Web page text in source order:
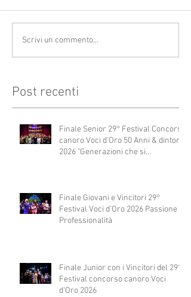
Scrivi un commento...
Post recenti
Finale Senior 29° Festival Concorso
canoro Voci d'Oro 50 Anni & dintorni
2026 "Generazioni che si
Finale Giovani e Vincitori 29°
Festival Voci d'Oro 2026 Passione e
Professionalità
Finale Junior con i Vincitori del 29°
Festival concorso canoro Voci
d'Oro 2026